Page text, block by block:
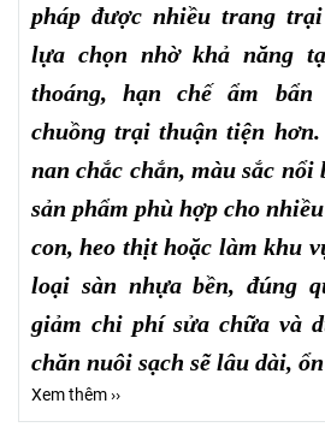
pháp được nhiều trang
lựa chọn nhờ khả năng
thoáng, hạn chế ẩm
chuồng trại thuận tiện
nan chắc chắn, màu sắc nổi
sản phẩm phù hợp cho
con, heo thịt hoặc làm khu
loại sàn nhựa bền, đúng
giảm chi phí sửa chữa và
chăn nuôi sạch sẽ lâu dài,
Xem thêm ››